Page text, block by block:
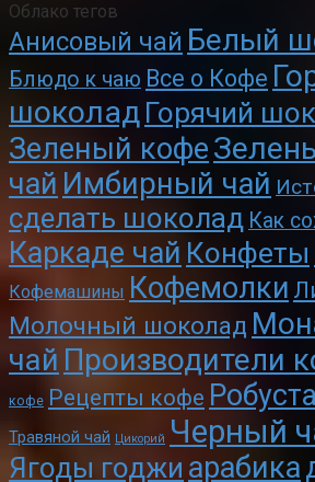
Облако тегов
Анисовый чай Белый
Блюдо к чаю Все о Кофе
шоколад Горячий
Зеленый кофе
чай Имбирный чай
сделать шоколад Как
Каркаде чай Конфеты
Кофемашины Кофемолки
Молочный шоколад
чай Производители
кофе Рецепты кофе Робуста
Травяной чай Цикорий Черный
Ягоды годжи арабика